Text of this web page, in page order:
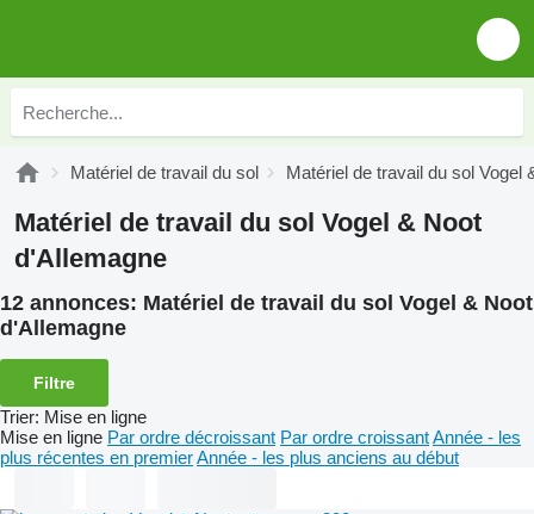
Matériel de travail du sol Matériel de travail du sol Vogel
Matériel de travail du sol Vogel & Noot
d'Allemagne
12 annonces: Matériel de travail du sol Vogel & Noot
d'Allemagne
Filtre
Trier: Mise en ligne
Mise en ligne Par ordre décroissant Par ordre croissantAnnée - les
plus récentes en premierAnnée - les plus anciens au début